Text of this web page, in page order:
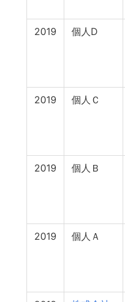
2019 個人D
2019 個人Ｃ
2019 個人Ｂ
2019 個人Ａ